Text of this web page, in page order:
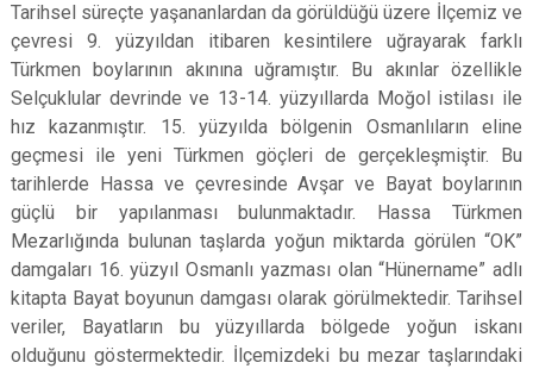
Tarihsel süreçte yaşananlardan da görüldüğü üzere İlçemiz ve
çevresi 9. yüzyıldan itibaren kesintilere uğrayarak farklı
Türkmen boylarının akınına uğramıştır. Bu akınlar özellikle
Selçuklular devrinde ve 13-14. yüzyıllarda Moğol istilası ile
hız kazanmıştır. 15. yüzyılda bölgenin Osmanlıların eline
geçmesi ile yeni Türkmen göçleri de gerçekleşmiştir. Bu
tarihlerde Hassa ve çevresinde Avşar ve Bayat boylarının
güçlü bir yapılanması bulunmaktadır. Hassa Türkmen
Mezarlığında bulunan taşlarda yoğun miktarda görülen “OK”
damgaları 16. yüzyıl Osmanlı yazması olan “Hünername” adlı
kitapta Bayat boyunun damgası olarak görülmektedir. Tarihsel
veriler, Bayatların bu yüzyıllarda bölgede yoğun iskanı
olduğunu göstermektedir. İlçemizdeki bu mezar taşlarındaki